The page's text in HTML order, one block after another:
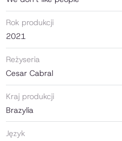
Rok produkcji
2021
Reżyseria
Cesar Cabral
Kraj produkcji
Brazylia
Język